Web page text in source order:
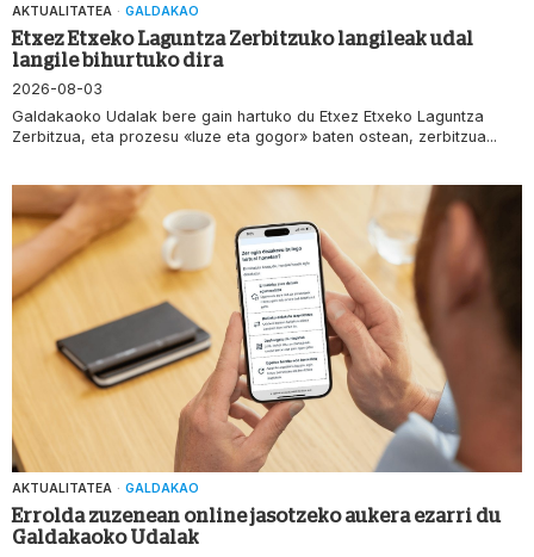
AKTUALITATEA · GALDAKAO
Etxez Etxeko Laguntza Zerbitzuko langileak udal
langile bihurtuko dira
2026-08-03
Galdakaoko Udalak bere gain hartuko du Etxez Etxeko Laguntza
Zerbitzua, eta prozesu «luze eta gogor» baten ostean, zerbitzua...
AKTUALITATEA · GALDAKAO
Errolda zuzenean online jasotzeko aukera ezarri du
Galdakaoko Udalak